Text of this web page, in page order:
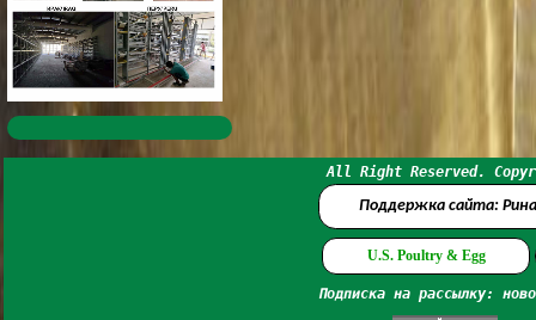
All Right Reserved.
Поддержка сайта:
U.S. Poultry & Egg
Подписка на рассылку: